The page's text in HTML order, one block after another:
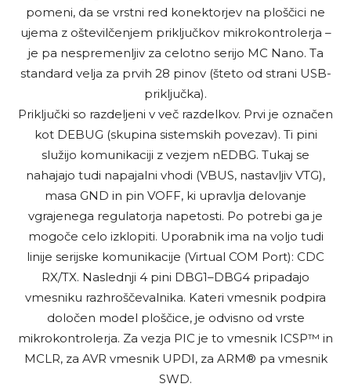
pomeni, da se vrstni red konektorjev na ploščici ne
ujema z oštevilčenjem priključkov mikrokontrolerja –
je pa nespremenljiv za celotno serijo MC Nano. Ta
standard velja za prvih 28 pinov (šteto od strani USB-
priključka).
Priključki so razdeljeni v več razdelkov. Prvi je označen
kot DEBUG (skupina sistemskih povezav). Ti pini
služijo komunikaciji z vezjem nEDBG. Tukaj se
nahajajo tudi napajalni vhodi (VBUS, nastavljiv VTG),
masa GND in pin VOFF, ki upravlja delovanje
vgrajenega regulatorja napetosti. Po potrebi ga je
mogoče celo izklopiti. Uporabnik ima na voljo tudi
linije serijske komunikacije (Virtual COM Port): CDC
RX/TX. Naslednji 4 pini DBG1–DBG4 pripadajo
vmesniku razhroščevalnika. Kateri vmesnik podpira
določen model ploščice, je odvisno od vrste
mikrokontrolerja. Za vezja PIC je to vmesnik ICSP™ in
MCLR, za AVR vmesnik UPDI, za ARM® pa vmesnik
SWD.